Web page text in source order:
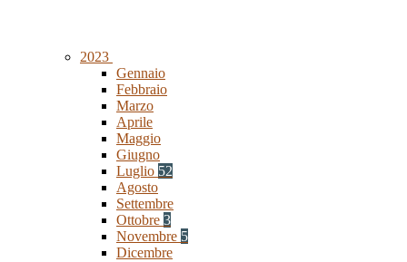
2023
Gennaio
Febbraio
Marzo
Aprile
Maggio
Giugno
Luglio 52
Agosto
Settembre
Ottobre 3
Novembre 5
Dicembre